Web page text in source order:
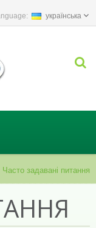
українська
Часто задавані питання